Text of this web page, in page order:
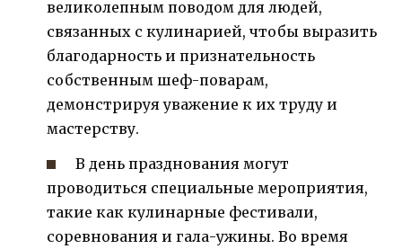
великолепным поводом для людей,
связанных с кулинарией, чтобы выразить
благодарность и признательность
собственным шеф-поварам,
демонстрируя уважение к их труду и
мастерству.
В день празднования могут
проводиться специальные мероприятия,
такие как кулинарные фестивали,
соревнования и гала-ужины. Во время